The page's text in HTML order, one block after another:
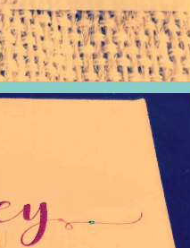
all you have to do is fly